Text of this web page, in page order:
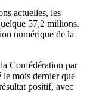
actuelles, les
57,2 millions.
numérique de la
Confédération par
le mois dernier que
positif, avec